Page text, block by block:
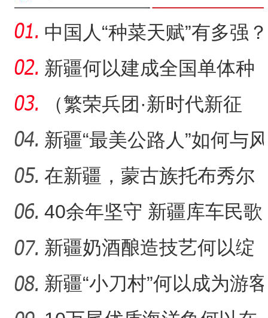
中国人“种菜天赋”有多强？
戈壁荒漠变“智慧农场
新疆何以建成全国单体种
植面积最大油莎豆示范基
地
（繁荣兵团·新时代新征
程）沙漠瀚海中的新疆兵
团
新疆“最美公路人”如何与风
沙“硬碰硬”？
在新疆，蒙古族托布秀尔
音乐何以传承不息？
40余年坚守 新疆库车民歌
传承人用歌声展现非遗魅
力
新疆奶酒酿造技艺何以绽
放光彩？
新疆“小刀村”何以成为游客